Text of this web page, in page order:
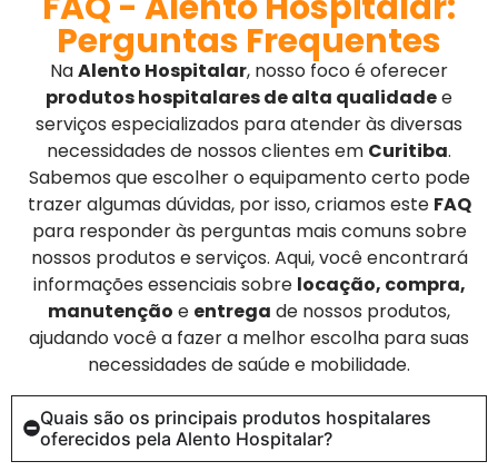
Perguntas Frequentes
NaAlento Hospitalar, nosso foco é oferecer
produtos hospitalares de alta qualidadee
serviços especializados para atender às diversas
necessidades de nossos clientes em Curitiba.
Sabemos que escolher o equipamento certo pode
trazer algumas dúvidas, por isso, criamos este FAQ
para responder às perguntas mais comuns sobre
nossos produtos e serviços. Aqui, você encontrará
informações essenciais sobre locação, compra,
manutenção e entrega de nossos produtos,
ajudando você a fazer a melhor escolha para suas
necessidades de saúde e mobilidade.
Quais são os principais produtos hospitalares
oferecidos pela Alento Hospitalar?